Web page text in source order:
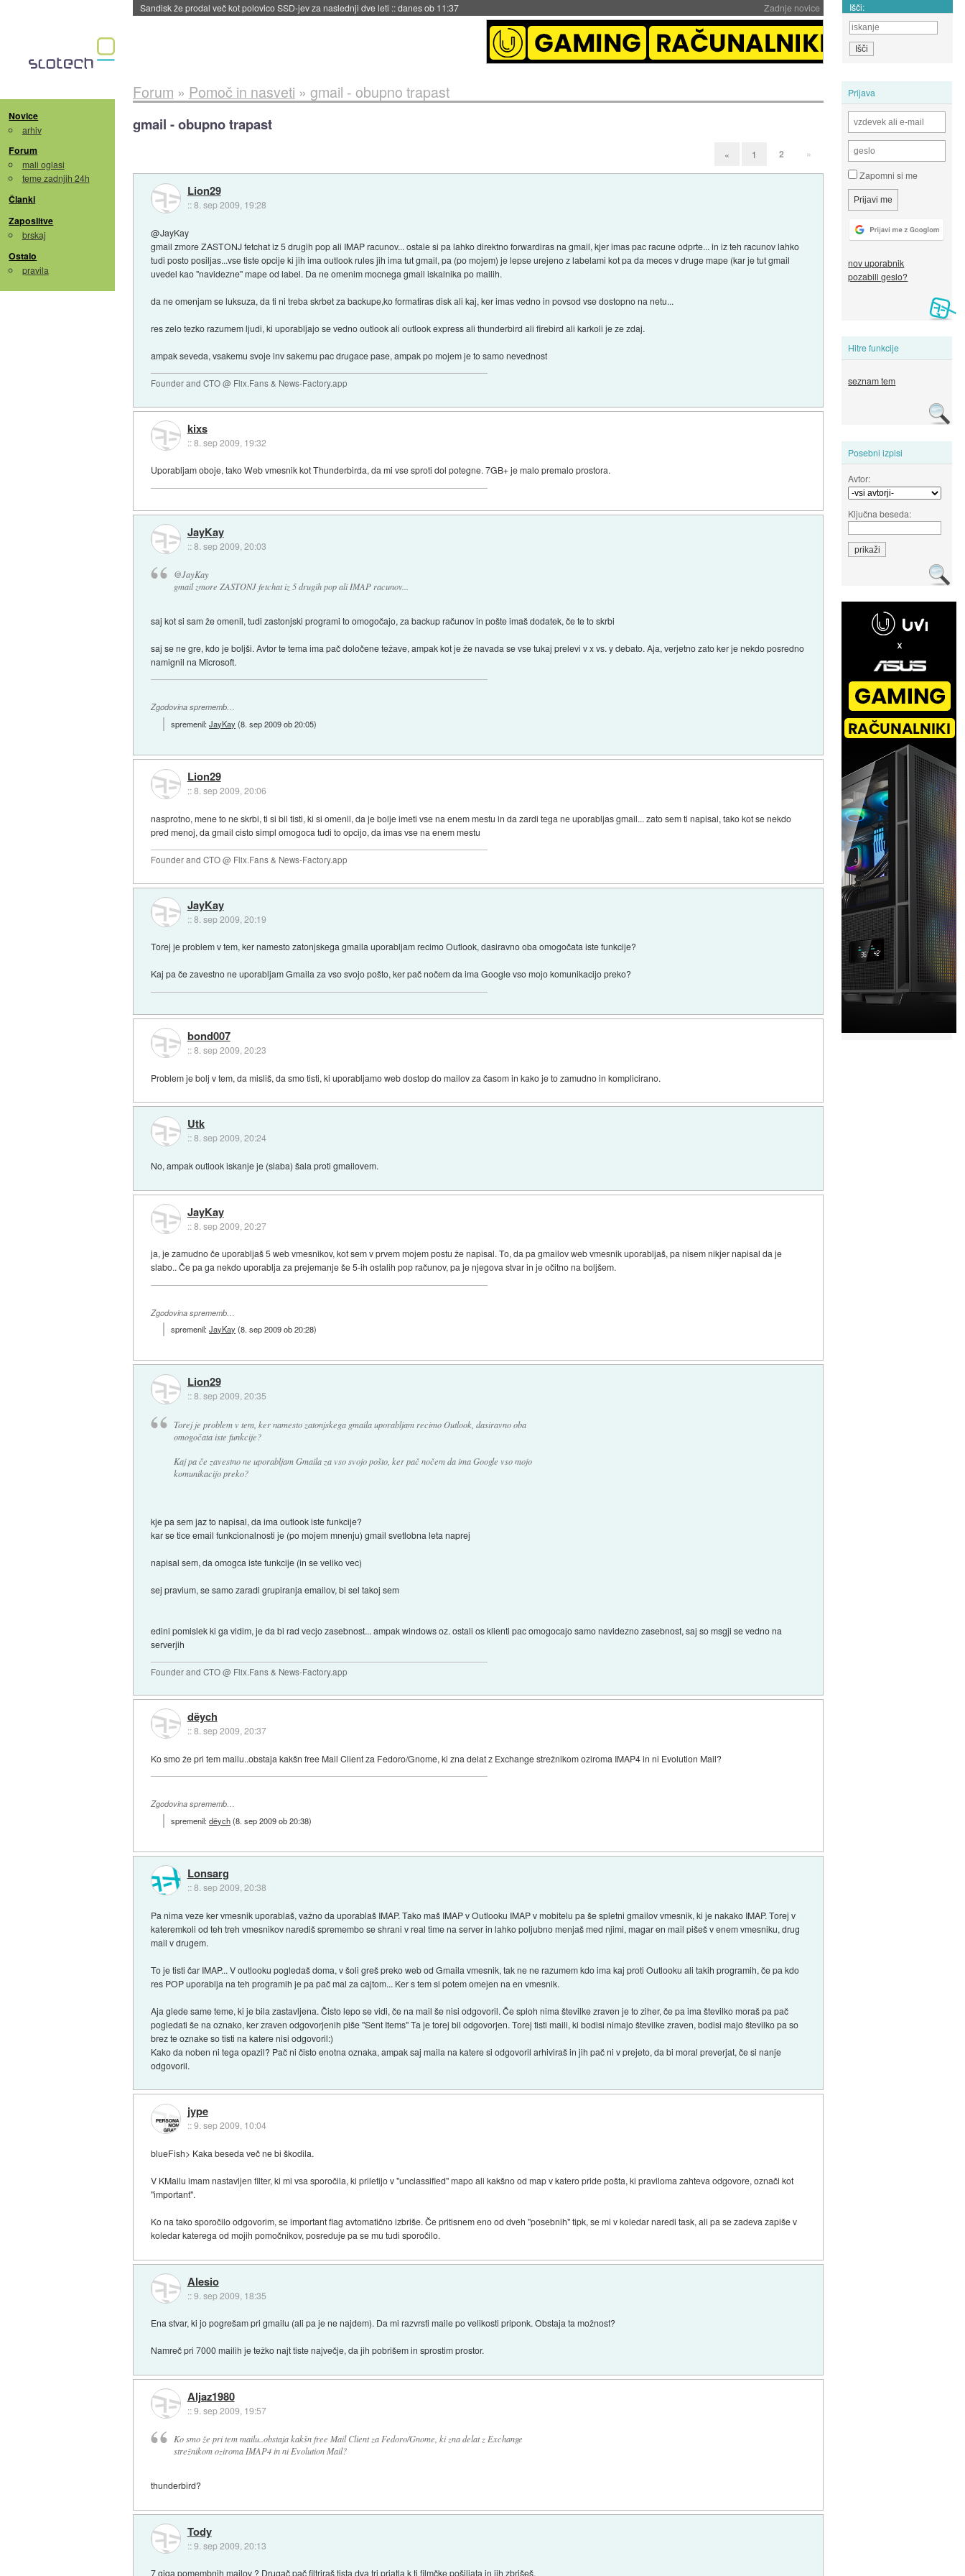
Zadnje novice
Tajvan in Južna Koreja po izvozu prvikrat prehitela Japonsko::danes ob 11:37 Išči:
Novice
arhiv
Forum
mali oglasi
teme zadnjih 24h
Članki
Zaposlitve
brskaj
Ostalo
pravila
Prijava
Zapomni si me
nov uporabnik
pozabili geslo?
Hitre funkcije
seznam tem
Posebni izpisi
Avtor:
Ključna beseda:
Forum » Pomoč in nasveti » gmail - obupno trapast
gmail - obupno trapast
« 1 2 »
Lion29
::8. sep 2009, 19:28
@JayKay
gmail zmore ZASTONJ fetchat iz 5 drugih pop ali IMAP racunov... ostale si pa lahko direktno forwardiras na gmail, kjer imas pac racune odprte... in iz teh racunov lahko
tudi posto posiljas...vse tiste opcije ki jih ima outlook rules jih ima tut gmail, pa (po mojem) je lepse urejeno z labelami kot pa da meces v druge mape (kar je tut gmail
uvedel kao "navidezne" mape od label. Da ne omenim mocnega gmail iskalnika po mailih.
da ne omenjam se luksuza, da ti ni treba skrbet za backupe,ko formatiras disk ali kaj, ker imas vedno in povsod vse dostopno na netu...
res zelo tezko razumem ljudi, ki uporabljajo se vedno outlook ali outlook express ali thunderbird ali firebird ali karkoli je ze zdaj.
ampak seveda, vsakemu svoje inv sakemu pac drugace pase, ampak po mojem je to samo nevednost
Founder and CTO @ Flix.Fans & News-Factory.app
kixs
::8. sep 2009, 19:32
Uporabljam oboje, tako Web vmesnik kot Thunderbirda, da mi vse sproti dol potegne. 7GB+ je malo premalo prostora.
JayKay
::8. sep 2009, 20:03
@JayKay
gmail zmore ZASTONJ fetchat iz 5 drugih pop ali IMAP racunov...
saj kot si sam že omenil, tudi zastonjski programi to omogočajo, za backup računov in pošte imaš dodatek, če te to skrbi
saj se ne gre, kdo je boljši. Avtor te tema ima pač določene težave, ampak kot je že navada se vse tukaj prelevi v x vs. y debato. Aja, verjetno zato ker je nekdo posredno
namignil na Microsoft.
Zgodovina sprememb…
spremenil:JayKay (8. sep 2009 ob 20:05)
Lion29
::8. sep 2009, 20:06
nasprotno, mene to ne skrbi, ti si bil tisti, ki si omenil, da je bolje imeti vse na enem mestu in da zardi tega ne uporabljas gmail... zato sem ti napisal, tako kot se nekdo
pred menoj, da gmail cisto simpl omogoca tudi to opcijo, da imas vse na enem mestu
Founder and CTO @ Flix.Fans & News-Factory.app
JayKay
::8. sep 2009, 20:19
Torej je problem v tem, ker namesto zatonjskega gmaila uporabljam recimo Outlook, dasiravno oba omogočata iste funkcije?
Kaj pa če zavestno ne uporabljam Gmaila za vso svojo pošto, ker pač nočem da ima Google vso mojo komunikacijo preko?
bond007
::8. sep 2009, 20:23
Problem je bolj v tem, da misliš, da smo tisti, ki uporabljamo web dostop do mailov za časom in kako je to zamudno in komplicirano.
Utk
::8. sep 2009, 20:24
No, ampak outlook iskanje je (slaba) šala proti gmailovem.
JayKay
::8. sep 2009, 20:27
ja, je zamudno če uporabljaš 5 web vmesnikov, kot sem v prvem mojem postu že napisal. To, da pa gmailov web vmesnik uporabljaš, pa nisem nikjer napisal da je
slabo.. Če pa ga nekdo uporablja za prejemanje še 5-ih ostalih pop računov, pa je njegova stvar in je očitno na boljšem.
Zgodovina sprememb…
spremenil:JayKay (8. sep 2009 ob 20:28)
Lion29
::8. sep 2009, 20:35
Torej je problem v tem, ker namesto zatonjskega gmaila uporabljam recimo Outlook, dasiravno oba
omogočata iste funkcije?
Kaj pa če zavestno ne uporabljam Gmaila za vso svojo pošto, ker pač nočem da ima Google vso mojo
komunikacijo preko?
kje pa sem jaz to napisal, da ima outlook iste funkcije?
kar se tice email funkcionalnosti je (po mojem mnenju) gmail svetlobna leta naprej
napisal sem, da omogca iste funkcije (in se veliko vec)
sej pravium, se samo zaradi grupiranja emailov, bi sel takoj sem
edini pomislek ki ga vidim, je da bi rad vecjo zasebnost... ampak windows oz. ostali os klienti pac omogocajo samo navidezno zasebnost, saj so msgji se vedno na
serverjih
Founder and CTO @ Flix.Fans & News-Factory.app
dëych
::8. sep 2009, 20:37
Ko smo že pri tem mailu..obstaja kakšn free Mail Client za Fedoro/Gnome, ki zna delat z Exchange strežnikom oziroma IMAP4 in ni Evolution Mail?
Zgodovina sprememb…
spremenil:dëych(8. sep 2009 ob 20:38)
Lonsarg
::8. sep 2009, 20:38
Pa nima veze ker vmesnik uporablaš, važno da uporablaš IMAP. Tako maš IMAP v Outlooku IMAP v mobitelu pa še spletni gmailov vmesnik, ki je nakako IMAP. Torej v
kateremkoli od teh treh vmesnikov narediš spremembo se shrani v real time na server in lahko poljubno menjaš med njimi, magar en mail pišeš v enem vmesniku, drug
mail v drugem.
To je tisti čar IMAP... V outlooku pogledaš doma, v šoli greš preko web od Gmaila vmesnik, tak ne ne razumem kdo ima kaj proti Outlooku ali takih programih, če pa kdo
res POP uporablja na teh programih je pa pač mal za cajtom... Ker s tem si potem omejen na en vmesnik.
Aja glede same teme, ki je bila zastavljena. Čisto lepo se vidi, če na mail še nisi odgovoril. Če sploh nima številke zraven je to ziher, če pa ima številko moraš pa pač
pogledati še na oznako, ker zraven odgovorjenih piše "Sent Items" Ta je torej bil odgovorjen. Torej tisti maili, ki bodisi nimajo številke zraven, bodisi majo številko pa so
brez te oznake so tisti na katere nisi odgovoril:)
Kako da noben ni tega opazil? Pač ni čisto enotna oznaka, ampak saj maila na katere si odgovoril arhiviraš in jih pač ni v prejeto, da bi moral preverjat, če si nanje
odgovoril.
jype
::9. sep 2009, 10:04
blueFish> Kaka beseda več ne bi škodila.
V KMailu imam nastavljen filter, ki mi vsa sporočila, ki priletijo v "unclassified" mapo ali kakšno od map v katero pride pošta, ki praviloma zahteva odgovore, označi kot
"important".
Ko na tako sporočilo odgovorim, se important flag avtomatično izbriše. Če pritisnem eno od dveh "posebnih" tipk, se mi v koledar naredi task, ali pa se zadeva zapiše v
koledar katerega od mojih pomočnikov, posreduje pa se mu tudi sporočilo.
Alesio
::9. sep 2009, 18:35
Ena stvar, ki jo pogrešam pri gmailu (ali pa je ne najdem). Da mi razvrsti maile po velikosti priponk. Obstaja ta možnost?
Namreč pri 7000 mailih je težko najt tiste največje, da jih pobrišem in sprostim prostor.
Aljaz1980
::9. sep 2009, 19:57
Ko smo že pri tem mailu..obstaja kakšn free Mail Client za Fedoro/Gnome, ki zna delat z Exchange
strežnikom oziroma IMAP4 in ni Evolution Mail?
thunderbird?
Tody
::9. sep 2009, 20:13
7 giga pomembnih mailov ? Drugač pač filtriraš tista dva tri prjatla k ti filmčke pošiljata in jih zbrišeš.